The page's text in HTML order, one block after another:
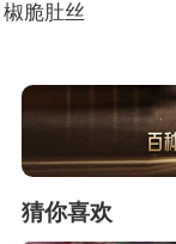
脆肚丝
猜你喜欢